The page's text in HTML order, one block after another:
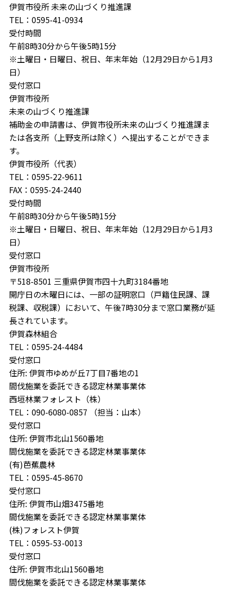
伊賀市役所 未来の山づくり推進課
TEL：0595-41-0934
受付時間
午前8時30分から午後5時15分
※土曜日・日曜日、祝日、年末年始（12月29日から1月3
日）
受付窓口
伊賀市役所
未来の山づくり推進課
補助金の申請書は、伊賀市役所未来の山づくり推進課ま
たは各支所（上野支所は除く）へ提出することができま
す。
伊賀市役所（代表）
TEL：0595-22-9611
FAX：0595-24-2440
受付時間
午前8時30分から午後5時15分
※土曜日・日曜日、祝日、年末年始（12月29日から1月3
日）
受付窓口
伊賀市役所
〒518-8501 三重県伊賀市四十九町3184番地
開庁日の木曜日には、一部の証明窓口（戸籍住民課、課
税課、収税課）において、午後7時30分まで窓口業務が延
長されています。
伊賀森林組合
TEL：0595-24-4484
受付窓口
住所: 伊賀市ゆめが丘7丁目7番地の1
間伐施業を委託できる認定林業事業体
西垣林業フォレスト（株）
TEL：090-6080-0857 （担当：山本）
受付窓口
住所: 伊賀市北山1560番地
間伐施業を委託できる認定林業事業体
(有)芭蕉農林
TEL：0595-45-8670
受付窓口
住所: 伊賀市山畑3475番地
間伐施業を委託できる認定林業事業体
(株)フォレスト伊賀
TEL：0595-53-0013
受付窓口
住所: 伊賀市北山1560番地
間伐施業を委託できる認定林業事業体